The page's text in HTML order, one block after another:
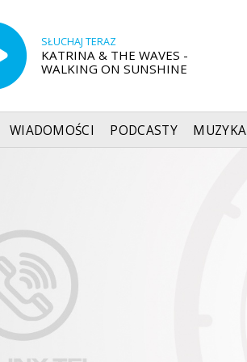
SŁUCHAJ TERAZ
KATRINA & THE WAVES -
WALKING ON SUNSHINE
WIADOMOŚCI PODCASTY MUZYKA